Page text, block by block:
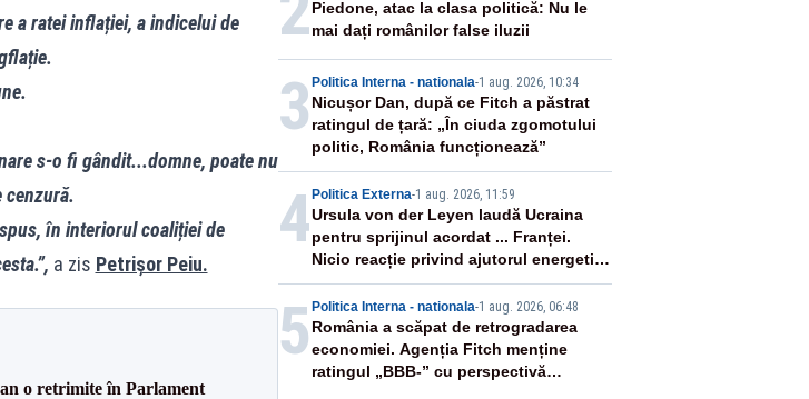
a ratei inflației, a indicelui de
s-o fi gândit...domne, poate nu
cenzură.
în interiorul coaliției de
a zis Petrișor Peiu.
o retrimite în Parlament
Piedone, atac la clasa politică: Nu le
mai dați românilor false iluzii
3 Politica Interna - nationala-1 aug. 2026, 10:34
Nicușor Dan, după ce Fitch a păstrat
ratingul de țară: „În ciuda zgomotului
politic, România funcționează”
4Politica Externa-1 aug. 2026, 11:59
Ursula von der Leyen laudă Ucraina
pentru sprijinul acordat ... Franței.
Nicio reacție privind ajutorul energetic
promis României
5 Politica Interna - nationala-1 aug. 2026, 06:48
România a scăpat de retrogradarea
economiei. Agenția Fitch menține
ratingul „BBB-” cu perspectivă